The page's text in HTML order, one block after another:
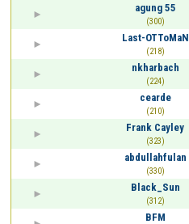
agung 55
(300)
Last-OTToMaN
(218)
nkharbach
(224)
cearde
(210)
Frank Cayley
(323)
abdullahfulan
(330)
Black_Sun
(312)
BFM